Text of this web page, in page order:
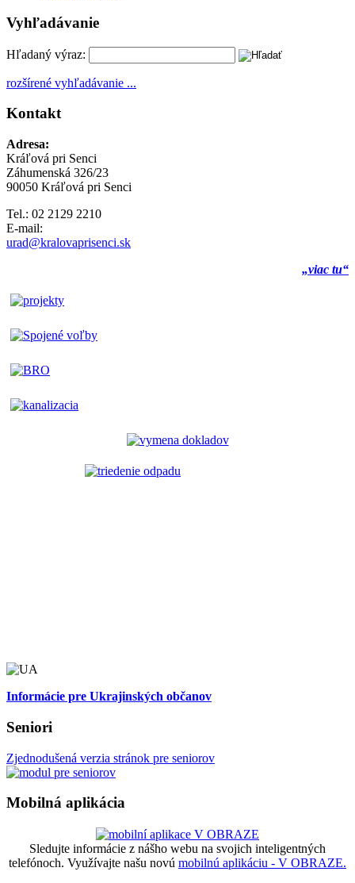
Vyhľadávanie
Hľadaný výraz:
rozšírené vyhľadávanie ...
Kontakt
Adresa:
Kráľová pri Senci
Záhumenská 326/23
90050 Kráľová pri Senci
Tel.: 02 2129 2210
E-mail:
urad@kralovaprisenci.sk
„viac tu“
Informácie pre Ukrajinských občanov
Seniori
Zjednodušená verzia stránok pre seniorov
Mobilná aplikácia
Sledujte informácie z nášho webu na svojich inteligentných
telefónoch. Využívajte našu novú mobilnú aplikáciu - V OBRAZE.